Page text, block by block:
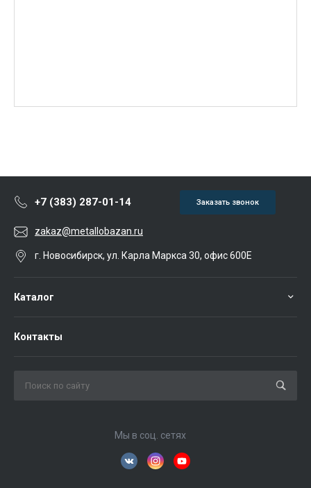
+7 (383) 287-01-14 Заказать звонок
zakaz@metallobazan.ru
г. Новосибирск, ул. Карла Маркса 30, офис 600Е
Каталог
Контакты
Мы в соц. сетях